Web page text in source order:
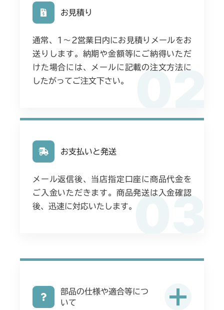
02
お見積り
通常、1〜2営業日内にお見積りメールをお
送りします。納期や金額等にご納得いただ
けた場合には、メールに記載の注文方法に
したがってご注文下さい。
03
お支払いと発送
メール返信後、当店指定口座に商品代金を
ご入金いただきます。商品発送は入金確認
後、迅速に対応いたします。
部品の仕様や適合等につ
いて